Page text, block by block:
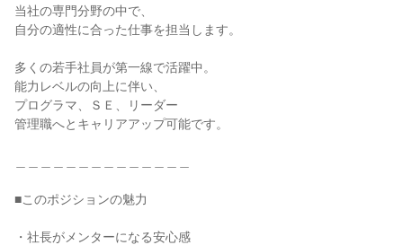
当社の専門分野の中で、
自分の適性に合った仕事を担当します。
多くの若手社員が第一線で活躍中。
能力レベルの向上に伴い、
プログラマ、ＳＥ、リーダー
管理職へとキャリアアップ可能です。
■このポジションの魅力
・社長がメンターになる安心感